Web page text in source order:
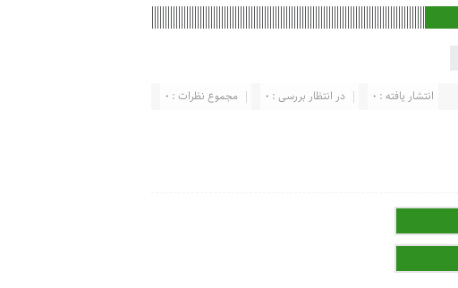
مجموع نظرات : 0 در انتظار بررسی : 0 انتشار یافته : 0